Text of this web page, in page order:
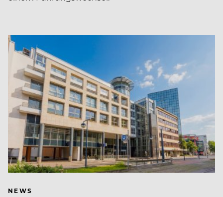
NEWS